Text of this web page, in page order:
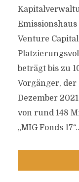
Venture Capital
beträgt bis zu
Vorgänger, der
Dezember
von rund 148
„MIG Fonds